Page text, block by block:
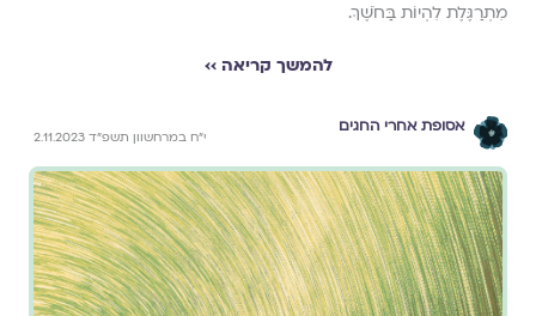
מִתְרַגֶּלֶת לִהְיוֹת בַּחֹשֶׁךְ.
להמשך קריאה ››
אסופת אחרי החגים
י״ח במרחשוון תשפ״ד 2.11.2023